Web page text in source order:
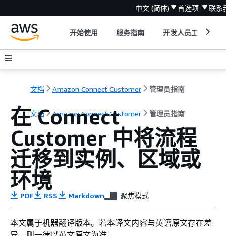
中文 (简体) 首选项 联系
开始使用 服务指南 开发人员工具
文档 Amazon Connect Customer 管理员指南
文档 Amazon Connect Customer 管理员指南
在 Connect
Customer 中将流程
迁移到实例、区域或
环境
PDF RSS Markdown 聚焦模式
本文属于机器翻译版本。若本译文内容与英语原文存在差